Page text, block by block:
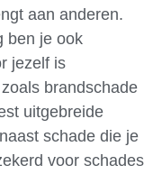
aan anderen.
ben je ook
jezelf is
brandschade
uitgebreide
schade die je
voor schades